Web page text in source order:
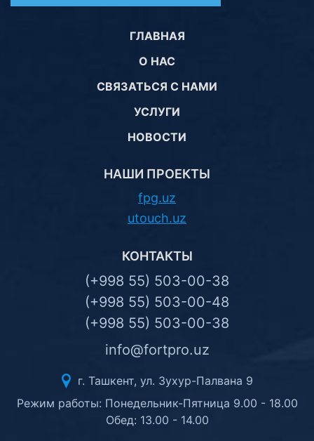
ГЛАВНАЯ
О НАС
СВЯЗАТЬСЯ С НАМИ
УСЛУГИ
НОВОСТИ
НАШИ ПРОЕКТЫ
fpg.uz
utouch.uz
КОНТАКТЫ
(+998 55) 503-00-38
(+998 55) 503-00-48
(+998 55) 503-00-38
info@fortpro.uz
г. Ташкент, ул. Зухур-Палвана 9
Режим работы: Понедельник-Пятница 9.00 - 18.00
Обед: 13.00 - 14.00